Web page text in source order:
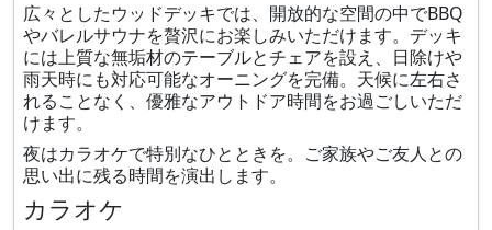
広々としたウッドデッキでは、開放的な空間の中でBBQ
やバレルサウナを贅沢にお楽しみいただけます。デッキ
には上質な無垢材のテーブルとチェアを設え、日除けや
雨天時にも対応可能なオーニングを完備。天候に左右さ
れることなく、優雅なアウトドア時間をお過ごしいただ
けます。
夜はカラオケで特別なひとときを。ご家族やご友人との
思い出に残る時間を演出します。
カラオケ